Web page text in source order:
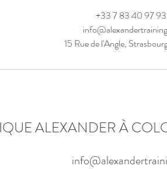
‭+33 7 83 40 97 93‬
15 Rue de l'Angle,
ALEXANDER À